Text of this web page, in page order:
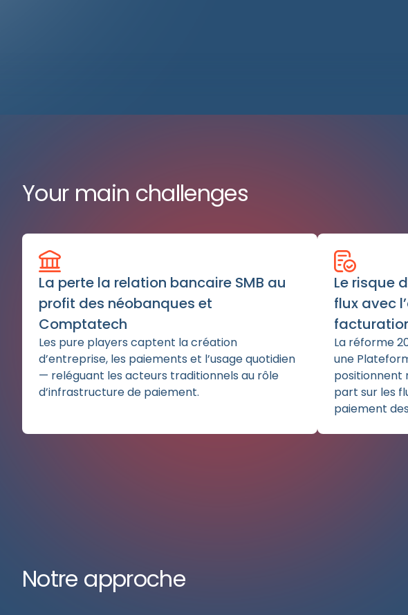
Your main challenges
La perte la relation bancaire SMB au
profit des néobanques et
Comptatech
Les pure players captent la création
d’entreprise, les paiements et l’usage quotidien
— reléguant les acteurs traditionnels au rôle
d’infrastructure de paiement.
Le risque
flux avec
La réforme
une
positionnent
part sur les
paiement
Notre approche